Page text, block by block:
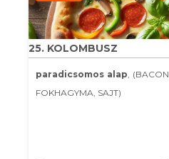
25. KOLOMBUSZ
paradicsomos alap,
FOKHAGYMA, SAJT)